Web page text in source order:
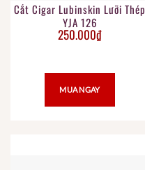
Cắt Cigar Lubinskin Lưỡi Thép
YJA 126
250.000₫
MUA NGAY